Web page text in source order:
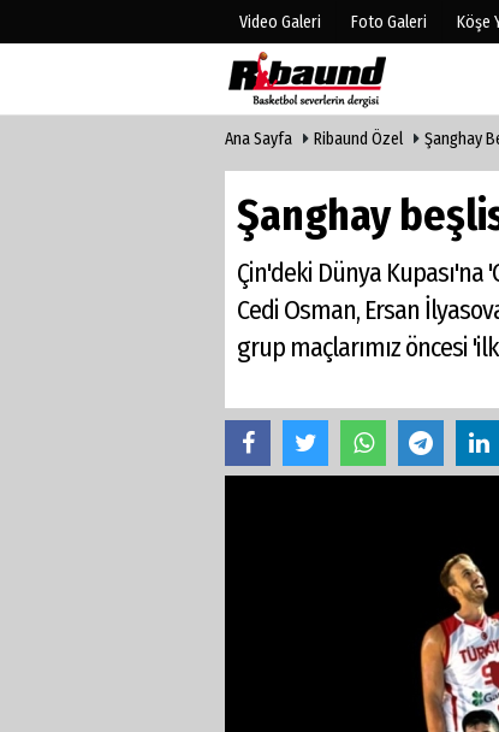
Video Galeri Foto Galeri Köşe
Hava
Ana Sayfa Ribaund Özel Şanghay
Şanghay
Çin'deki Dünya Kupası'na
Cedi Osman, Ersan
grup maçlarımız öncesi